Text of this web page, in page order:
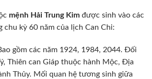
mệnh Hải Trung Kim được sinh vào các
chu kỳ 60 năm của lịch Can Chi:
gồm các năm 1924, 1984, 2044. Đối
Thiên can Giáp thuộc hành Mộc, Địa
Thủy. Mối quan hệ tương sinh giữa